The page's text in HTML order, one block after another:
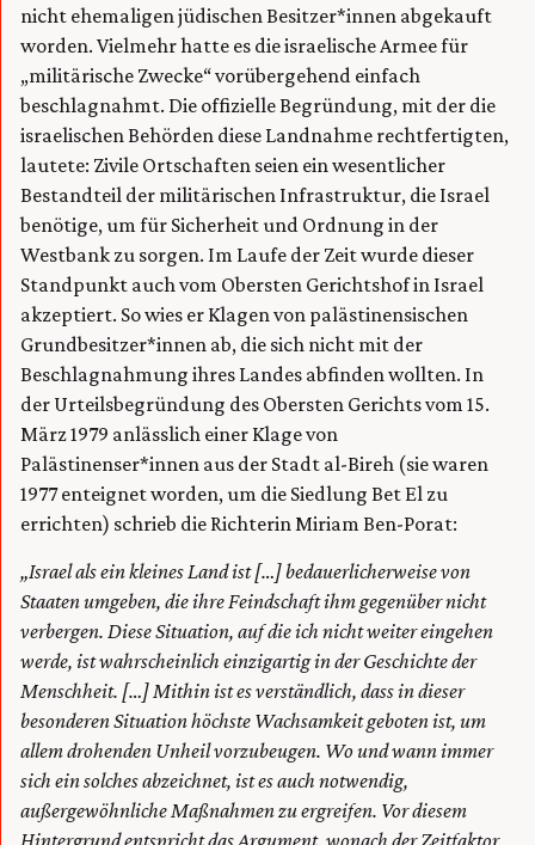
nicht ehemaligen jüdischen Besitzer*innen abgekauft
worden. Vielmehr hatte es die israelische Armee für
„militärische Zwecke“ vorübergehend einfach
beschlagnahmt. Die offizielle Begründung, mit der die
israelischen Behörden diese Landnahme rechtfertigten,
lautete: Zivile Ortschaften seien ein wesentlicher
Bestandteil der militärischen Infrastruktur, die Israel
benötige, um für Sicherheit und Ordnung in der
Westbank zu sorgen. Im Laufe der Zeit wurde dieser
Standpunkt auch vom Obersten Gerichtshof in Israel
akzeptiert. So wies er Klagen von palästinensischen
Grundbesitzer*innen ab, die sich nicht mit der
Beschlagnahmung ihres Landes abfinden wollten. In
der Urteilsbegründung des Obersten Gerichts vom 15.
März 1979 anlässlich einer Klage von
Palästinenser*innen aus der Stadt al-Bireh (sie waren
1977 enteignet worden, um die Siedlung Bet El zu
errichten) schrieb die Richterin Miriam Ben-Porat:
„Israel als ein kleines Land ist […] bedauerlicherweise von
Staaten umgeben, die ihre Feindschaft ihm gegenüber nicht
verbergen. Diese Situation, auf die ich nicht weiter eingehen
werde, ist wahrscheinlich einzigartig in der Geschichte der
Menschheit. […] Mithin ist es verständlich, dass in dieser
besonderen Situation höchste Wachsamkeit geboten ist, um
allem drohenden Unheil vorzubeugen. Wo und wann immer
sich ein solches abzeichnet, ist es auch notwendig,
außergewöhnliche Maßnahmen zu ergreifen. Vor diesem
Hintergrund entspricht das Argument, wonach der Zeitfaktor